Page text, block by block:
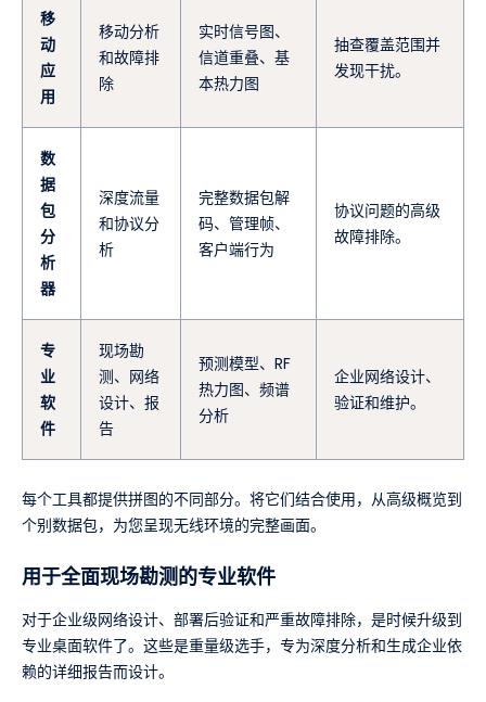
移
动
应
用
移动分析
和故障排
除
实时信号图、
信道重叠、基
本热力图
抽查覆盖范围并
发现干扰。
数
据
包
分
析
器
深度流量
和协议分
析
完整数据包解
码、管理帧、
客户端行为
协议问题的高级
故障排除。
专
业
软
件
现场勘
测、网络
设计、报
告
预测模型、RF
热力图、频谱
分析
企业网络设计、
验证和维护。
每个工具都提供拼图的不同部分。将它们结合使用，从高级概览到
个别数据包，为您呈现无线环境的完整画面。
用于全面现场勘测的专业软件
对于企业级网络设计、部署后验证和严重故障排除，是时候升级到
专业桌面软件了。这些是重量级选手，专为深度分析和生成企业依
赖的详细报告而设计。